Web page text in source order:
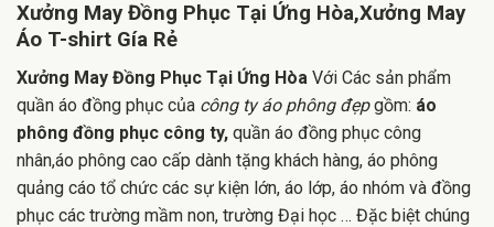
Xưởng May Đồng Phục Tại Ứng Hòa,Xưởng May
Áo T-shirt Gía Rẻ
Xưởng May Đồng Phục Tại Ứng Hòa Với Các sản phẩm
quần áo đồng phục của công ty áo phông đẹpgồm: áo
phông đồng phục công ty, quần áo đồng phục công
nhân,áo phông cao cấp dành tặng khách hàng, áo phông
quảng cáo tổ chức các sự kiện lớn, áo lớp, áo nhóm và đồng
phục các trường mầm non, trường Đại học … Đặc biệt chúng